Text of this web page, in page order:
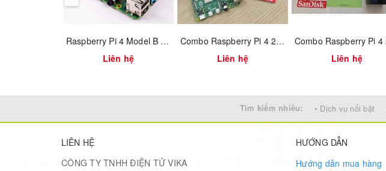
Raspberry Pi 4 Model B 2GB RAM
Liên hệ
Combo Raspberry Pi 4 2GB RAM vỏ ABS
Liên hệ
Liên hệ
Tìm kiếm nhiều: • Dịch vụ nổi bật
LIÊN HỆ
CÔNG TY TNHH ĐIỆN TỬ VIKA
HƯỚNG DẪN
Hướng dẫn mua hàng